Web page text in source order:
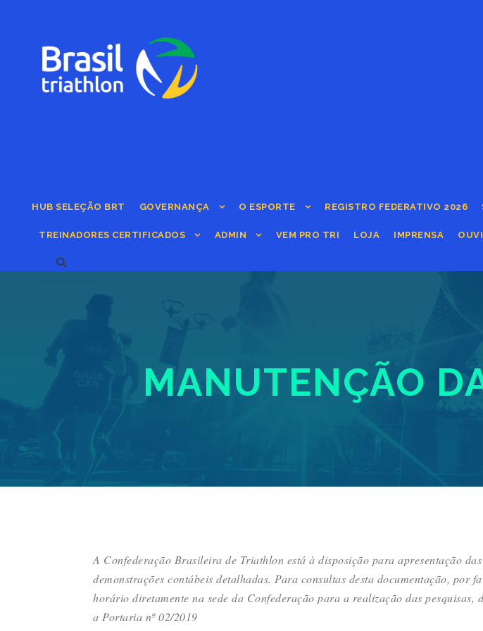
HUB SELEÇÃO BRT GOVERNANÇA O ESPORTE REGISTRO FEDERATIVO 2026
TREINADORES CERTIFICADOS ADMIN VEM PRO TRI LOJA IMPRENSA
MANUTENÇÃO
A Confederação Brasileira de Triathlon está à disposição para apresentação das
demonstrações contábeis detalhadas. Para consultas desta documentação, por
horário diretamente na sede da Confederação para a realização das pesquisas,
a Portaria nº 02/2019